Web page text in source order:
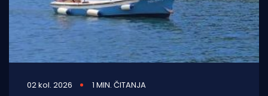
02 kol. 2026 1 MIN. ČITANJA